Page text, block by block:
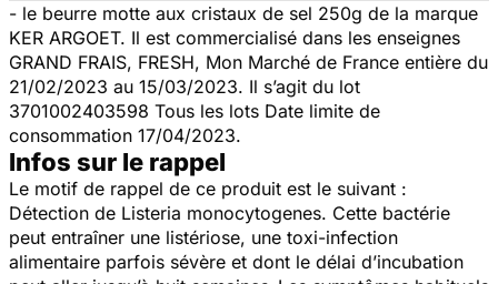
- le beurre motte aux cristaux de sel 250g de la marque
KER ARGOET. Il est commercialisé dans les enseignes
GRAND FRAIS, FRESH, Mon Marché de France entière du
21/02/2023 au 15/03/2023. Il s’agit du lot
3701002403598 Tous les lots Date limite de
consommation 17/04/2023.
Infos sur le rappel
Le motif de rappel de ce produit est le suivant :
Détection de Listeria monocytogenes. Cette bactérie
peut entraîner une listériose, une toxi-infection
alimentaire parfois sévère et dont le délai d’incubation